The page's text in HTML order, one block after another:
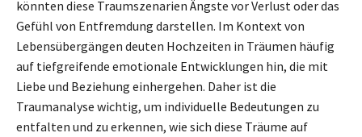
könnten diese Traumszenarien Ängste vor Verlust oder das
Gefühl von Entfremdung darstellen. Im Kontext von
Lebensübergängen deuten Hochzeiten in Träumen häufig
auf tiefgreifende emotionale Entwicklungen hin, die mit
Liebe und Beziehung einhergehen. Daher ist die
Traumanalyse wichtig, um individuelle Bedeutungen zu
entfalten und zu erkennen, wie sich diese Träume auf